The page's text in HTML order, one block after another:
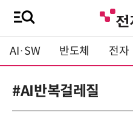
AI·SW 반도체 전자
#AI반복걸레질